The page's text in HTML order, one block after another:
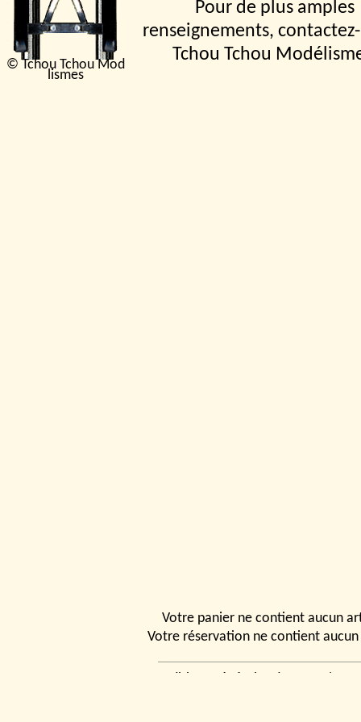
© Tchou Tchou Mod
lismes
Pour de plus amples
renseignements,
Tchou Tchou
Votre panier ne contient aucun
Votre réservation ne contient